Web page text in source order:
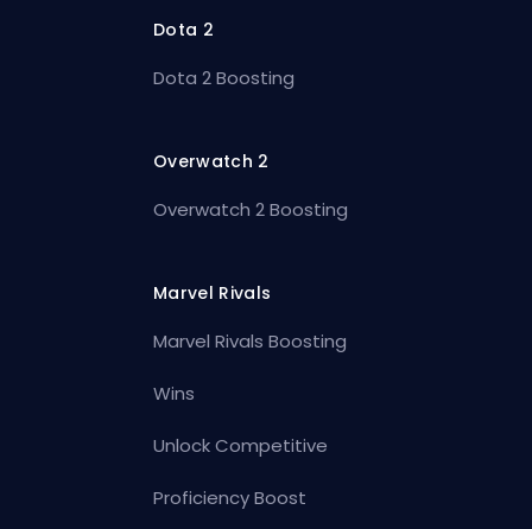
Dota 2
Dota 2 Boosting
Overwatch 2
Overwatch 2 Boosting
Marvel Rivals
Marvel Rivals Boosting
Wins
Unlock Competitive
Proficiency Boost